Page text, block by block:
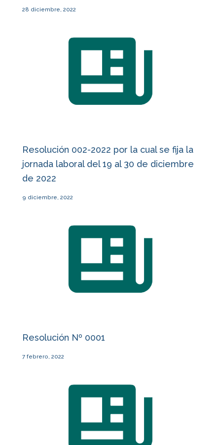
28 diciembre, 2022
Resolución 002-2022 por la cual se fija la
jornada laboral del 19 al 30 de diciembre
de 2022
9 diciembre, 2022
Resolución Nº 0001
7 febrero, 2022